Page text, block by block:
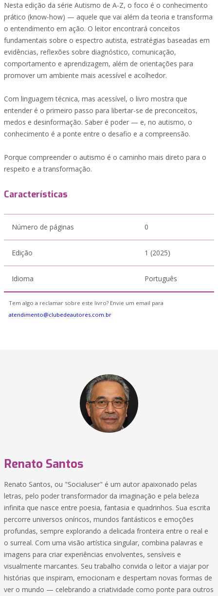
Nesta edição da série Autismo de A-Z, o foco é o conhecimento
prático (know-how) — aquele que vai além da teoria e transforma
o entendimento em ação. O leitor encontrará conceitos
fundamentais sobre o espectro autista, estratégias baseadas em
evidências, reflexões sobre diagnóstico, comunicação,
comportamento e aprendizagem, além de orientações para
promover um ambiente mais acessível e acolhedor.
Com linguagem técnica, mas acessível, o livro mostra que
entender é o primeiro passo para libertar-se de preconceitos,
medos e desinformação. Saber é poder — e, no autismo, o
conhecimento é a ponte entre o desafio e a compreensão.
Porque compreender o autismo é o caminho mais direto para o
respeito e a transformação.
Características
Número de páginas 0
Edição 1 (2025)
Idioma Português
Tem algo a reclamar sobre este livro? Envie um email para
atendimento@clubedeautores.com.br
Renato Santos
Renato Santos, ou "Socialuser" é um autor apaixonado pelas
letras, pelo poder transformador da imaginação e pela beleza
infinita que nasce entre poesia, fantasia e quadrinhos. Sua escrita
percorre universos oníricos, mundos fantásticos e emoções
profundas, sempre explorando a delicada fronteira entre o real e
o surreal. Com uma visão artística singular, combina palavras e
imagens para criar experiências envolventes, sensíveis e
visualmente marcantes. Seu trabalho convida o leitor a viajar por
histórias que inspiram, emocionam e despertam novas formas de
ver o mundo — celebrando a criatividade como ponte para outros